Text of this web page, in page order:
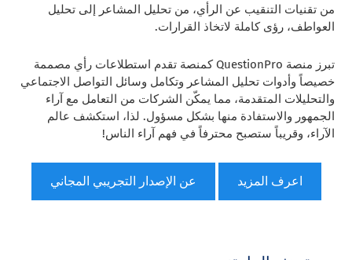
من تقنيات التنقيب عن الرأي، من تحليل المشاعر إلى تحليل
العواطف، رؤى كاملة لاتخاذ القرارات.
تبرز منصة QuestionPro كمنصة تقدم استطلاعات رأي مصممة
خصيصاً وأدوات تحليل المشاعر وتكامل وسائل التواصل الاجتماعي
والتحليلات المتقدمة، مما يمكّن الشركات من التعامل مع آراء
الجمهور والاستفادة منها بشكل مسؤول. لذا، استكشف عالم
الآراء، وقريباً ستصبح محترفاً في فهم آراء الناس!
اعرف المزيد عن الإصدار التجريبي المجاني